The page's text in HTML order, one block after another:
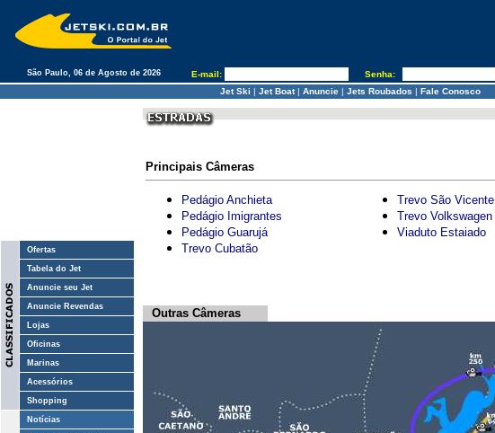
São Paulo, 06 de Agosto de 2026 E-mail:
Senha:
Jet Ski | Jet Boat| Anuncie | Jets Roubados | Fale Conosco
Ofertas
Tabela do Jet
Anuncie seu Jet
Anuncie Revendas
Lojas
Oficinas
Marinas
Acessórios
Shopping
Notícias
Principais Câmeras
Pedágio Anchieta
Pedágio Imigrantes
Pedágio Guarujá
Trevo Cubatão
Trevo São Vicente
Trevo Volkswagen
Viaduto Estaiado
Outras Câmeras